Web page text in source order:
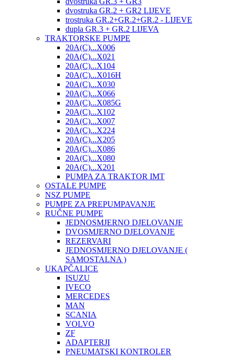
dvostruka GR.2 + GR2 LIJEVE
trostruka GR.2+GR.2+GR.2 - LIJEVE
dupla GR.3 + GR.2 LIJEVA
TRAKTORSKE PUMPE
20A(C)...X006
20A(C)...X021
20A(C)...X104
20A(C)...X016H
20A(C)...X030
20A(C)...X066
20A(C)...X085G
20A(C)...X102
20A(C)...X007
20A(C)...X224
20A(C)...X205
20A(C)...X086
20A(C)...X080
20A(C)...X201
PUMPA ZA TRAKTOR IMT
OSTALE PUMPE
NSZ PUMPE
PUMPE ZA PREPUMPAVANJE
RUČNE PUMPE
JEDNOSMJERNO DJELOVANJE
DVOSMJERNO DJELOVANJE
REZERVARI
JEDNOSMJERNO DJELOVANJE (
SAMOSTALNA )
UKAPČALICE
ISUZU
IVECO
MERCEDES
MAN
SCANIA
VOLVO
ZF
ADAPTERJI
PNEUMATSKI KONTROLER